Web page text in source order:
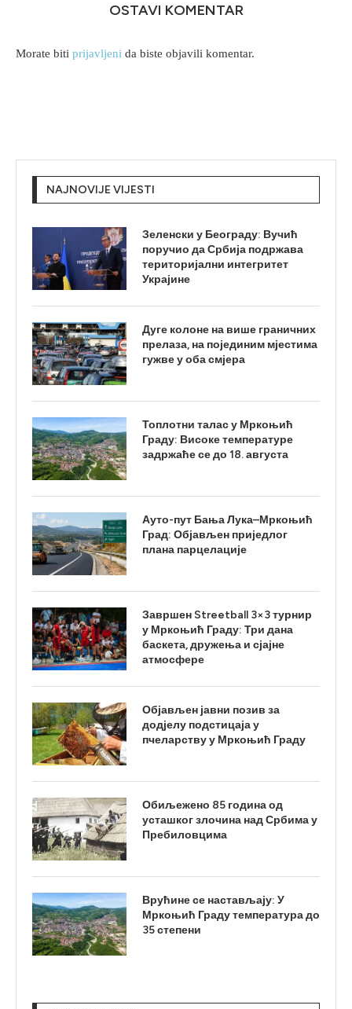
OSTAVI KOMENTAR
Morate biti prijavljeni da biste objavili komentar.
NAJNOVIJE VIJESTI
Зеленски у Београду: Вучић
поручио да Србија подржава
територијални интегритет
Украјине
Дуге колоне на више граничних
прелаза, на појединим мјестима
гужве у оба смјера
Топлотни талас у Мркоњић
Граду: Високе температуре
задржаће се до 18. августа
Ауто-пут Бања Лука–Мркоњић
Град: Објављен приједлог
плана парцелације
Завршен Streetball 3×3 турнир
у Мркоњић Граду: Три дана
баскета, дружења и сјајне
атмосфере
Објављен јавни позив за
додјелу подстицаја у
пчеларству у Мркоњић Граду
Обиљежено 85 година од
усташког злочина над Србима у
Пребиловцима
Врућине се настављају: У
Мркоњић Граду температура до
35 степени